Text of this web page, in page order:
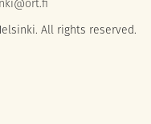
All rights reserved.